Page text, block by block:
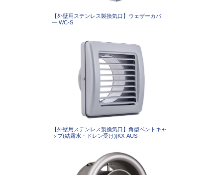
【外壁用ステンレス製換気口】ウェザーカバ
ー|WC-S
【外壁用ステンレス製換気口】角型ベントキャ
ップ(結露水・ドレン受け)|KX-AUS